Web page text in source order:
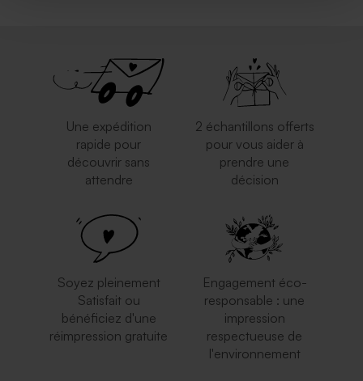
Une expédition
rapide pour
découvrir sans
attendre
2 échantillons offerts
pour vous aider à
prendre une
décision
Soyez pleinement
Satisfait ou
bénéficiez d'une
réimpression gratuite
Engagement éco-
responsable : une
impression
respectueuse de
l'environnement